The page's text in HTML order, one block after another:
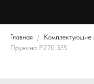
Главная
Комплектующие
Пружина Р270.355